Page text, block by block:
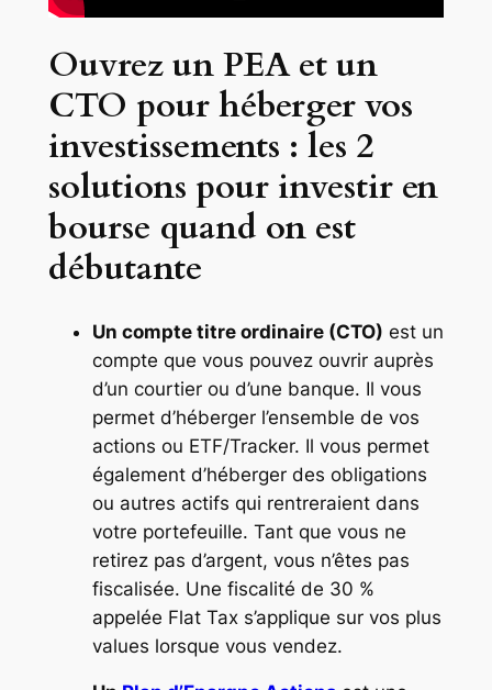
Ouvrez un PEA et un
CTO pour héberger vos
investissements : les 2
solutions pour investir en
bourse quand on est
débutante
Un compte titre ordinaire (CTO) est un
compte que vous pouvez ouvrir auprès
d’un courtier ou d’une banque. Il vous
permet d’héberger l’ensemble de vos
actions ou ETF/Tracker. Il vous permet
également d’héberger des obligations
ou autres actifs qui rentreraient dans
votre portefeuille. Tant que vous ne
retirez pas d’argent, vous n’êtes pas
fiscalisée. Une fiscalité de 30 %
appelée Flat Tax s’applique sur vos plus
values lorsque vous vendez.